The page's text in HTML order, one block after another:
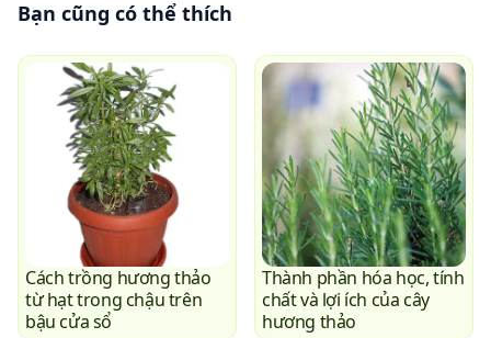
Bạn cũng có thể thích
Cách trồng hương thảo
từ hạt trong chậu trên
bậu cửa sổ
Thành phần hóa học, tính
chất và lợi ích của cây
hương thảo